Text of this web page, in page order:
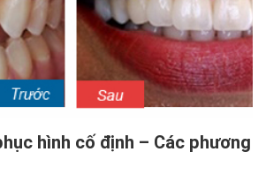
hình cố định – Các phương